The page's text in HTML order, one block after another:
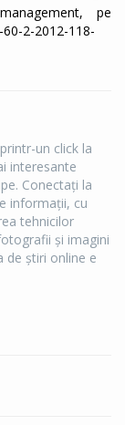
pe
2-2012-118-
un click la
interesante
Conectaţi la
informaţii, cu
tehnicilor
şi imagini
de ştiri online e